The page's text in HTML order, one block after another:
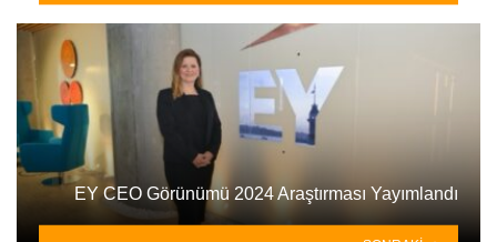
EY CEO Görünümü 2024 Araştırması Yayımlandı